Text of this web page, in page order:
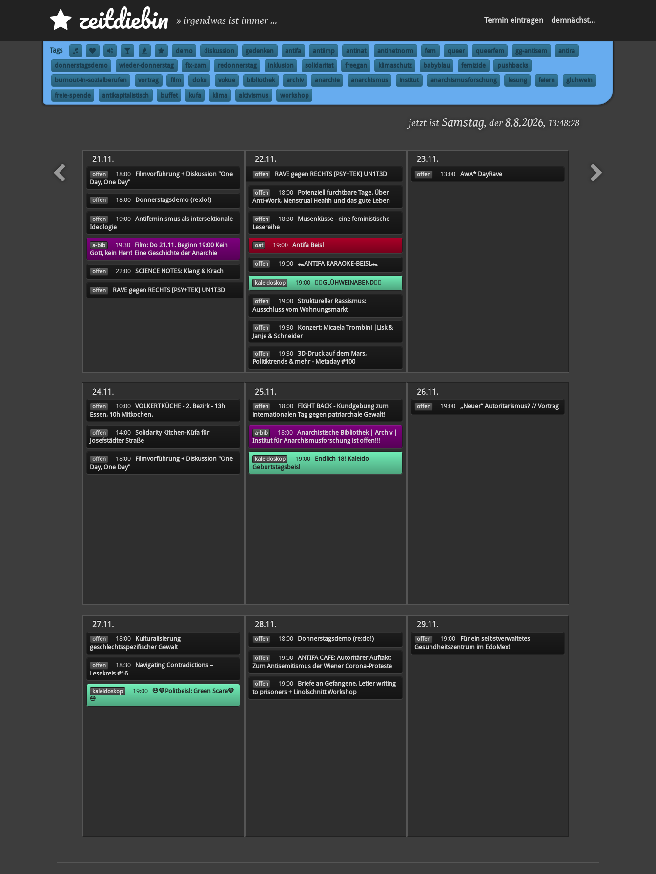
zeitdiebin » irgendwas ist immer … Termin eintragen demnächst...
Tags demo diskussion gedenken antifa antiimp antinat antihetnorm fem queer queerfem gg-antisem antira
donnerstagsdemo wieder-donnerstag fix-zam redonnerstag inklusion solidaritat freegan klimaschutz babyblau femizide pushbacks
burnout-in-sozialberufen vortrag film doku vokue bibliothek archiv anarchie anarchismus institut anarchismusforschung lesung feiern gluhwein
freie-spende antikapitalistisch buffet kufa klima aktivismus workshop
jetzt istSamstag, der8.8.2026,13:48:28
früher
21.11.
offen 18:00
Filmvorführung + Diskussion "One
Day, One Day"
offen 18:00 Donnerstagsdemo (re:do!)
offen 19:00
Antifeminismus als intersektionale
Ideologie
a-bib 19:30
Film: Do 21.11. Beginn 19:00 Kein
Gott, kein Herr! Eine Geschichte der Anarchie
offen 22:00 SCIENCE NOTES: Klang & Krach
offen RAVE gegen RECHTS [PSY+TEK] UN1T3D
22.11.
offen RAVE gegen RECHTS [PSY+TEK] UN1T3D
offen 18:00
Potenziell furchtbare Tage. Über
Anti-Work, Menstrual Health und das gute Leben
offen 18:30
Musenküsse - eine feministische
Lesereihe
oat 19:00 Antifa Beisl
offen 19:00 🐊ANTIFA KARAOKE-BEISL🐊
kaleidoskop 19:00 ❤️‍🔥GLÜHWEINABEND❤️‍🔥
offen 19:00
Struktureller Rassismus:
Ausschluss vom Wohnungsmarkt
offen 19:30
Konzert: Micaela Trombini |Lisk &
Janje & Schneider
offen 19:30
3D-Druck auf dem Mars,
Politiktrends & mehr - Metaday #100
23.11.
offen 13:00 AwA* DayRave
24.11.
offen 10:00
VOLKERTKÜCHE - 2. Bezirk - 13h
Essen, 10h Mitkochen.
offen 14:00
Solidarity Kitchen-Küfa für
Josefstädter Straße
offen 18:00
Filmvorführung + Diskussion "One
Day, One Day"
25.11.
offen 18:00
FIGHT BACK - Kundgebung zum
internationalen Tag gegen patriarchale Gewalt!
a-bib 18:00
Anarchistische Bibliothek | Archiv |
Institut für Anarchismusforschung ist offen!!!
kaleidoskop 19:00
Endlich 18! Kaleido
Geburtstagsbeisl
26.11.
offen 19:00 „Neuer“ Autoritarismus? // Vortrag
27.11.
offen 18:00
Kulturalisierung
geschlechtsspezifischer Gewalt
offen 18:30
Navigating Contradictions –
Lesekreis #16
kaleidoskop 19:00
💀💚Politbeisl: Green Scare💚
💀
28.11.
offen 18:00 Donnerstagsdemo (re:do!)
offen 19:00
ANTIFA CAFE: Autoritärer Auftakt:
Zum Antisemitismus der Wiener Corona-Proteste
offen 19:00
Briefe an Gefangene. Letter writing
to prisoners + Linolschnitt Workshop
29.11.
offen 19:00
Für ein selbstverwaltetes
Gesundheitszentrum im EdoMex!